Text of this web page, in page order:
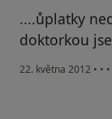
....ůplatky
doktorkou
22. května 2012 • • •